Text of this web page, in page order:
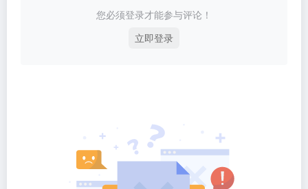
您必须登录才能参与评论！
立即登录